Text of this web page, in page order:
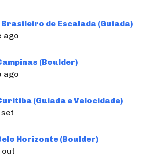
de Escalada (Guiada)
ago
(Boulder)
ago
(Guiada e Velocidade)
set
Horizonte (Boulder)
out